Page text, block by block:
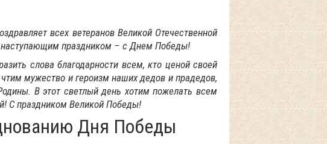
всех ветеранов Великой Отечественной
праздником – с Днем Победы!
слова благодарности всем, кто ценой своей
мужество и героизм наших дедов и прадедов,
В этот светлый день хотим пожелать всем
С праздником Великой Победы!
Дня Победы